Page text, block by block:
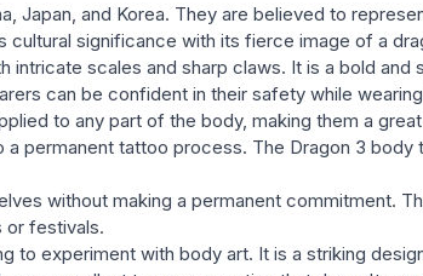
Japan, and Korea. They are believed to
significance with its fierce image of a
scales and sharp claws. It is a bold and
can be confident in their safety while
to any part of the body, making them a
permanent tattoo process. The Dragon 3
without making a permanent commitment.
or festivals.
experiment with body art. It is a striking